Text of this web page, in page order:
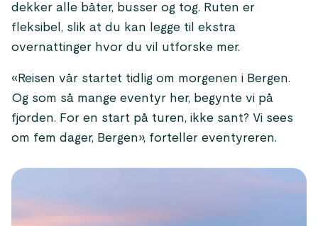
dekker alle båter, busser og tog. Ruten er
fleksibel, slik at du kan legge til ekstra
overnattinger hvor du vil utforske mer.
«Reisen vår startet tidlig om morgenen i Bergen.
Og som så mange eventyr her, begynte vi på
fjorden. For en start på turen, ikke sant? Vi sees
om fem dager, Bergen», forteller eventyreren.